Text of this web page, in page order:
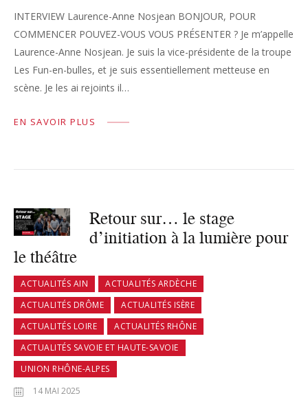
INTERVIEW Laurence-Anne Nosjean BONJOUR, POUR
COMMENCER POUVEZ-VOUS VOUS PRÉSENTER ? Je m’appelle
Laurence-Anne Nosjean. Je suis la vice-présidente de la troupe
Les Fun-en-bulles, et je suis essentiellement metteuse en
scène. Je les ai rejoints il…
EN SAVOIR PLUS
Retour sur… le stage
d’initiation à la lumière pour
le théâtre
ACTUALITÉS AIN
ACTUALITÉS ARDÈCHE
ACTUALITÉS DRÔME
ACTUALITÉS ISÈRE
ACTUALITÉS LOIRE
ACTUALITÉS RHÔNE
ACTUALITÉS SAVOIE ET HAUTE-SAVOIE
UNION RHÔNE-ALPES
14 MAI 2025